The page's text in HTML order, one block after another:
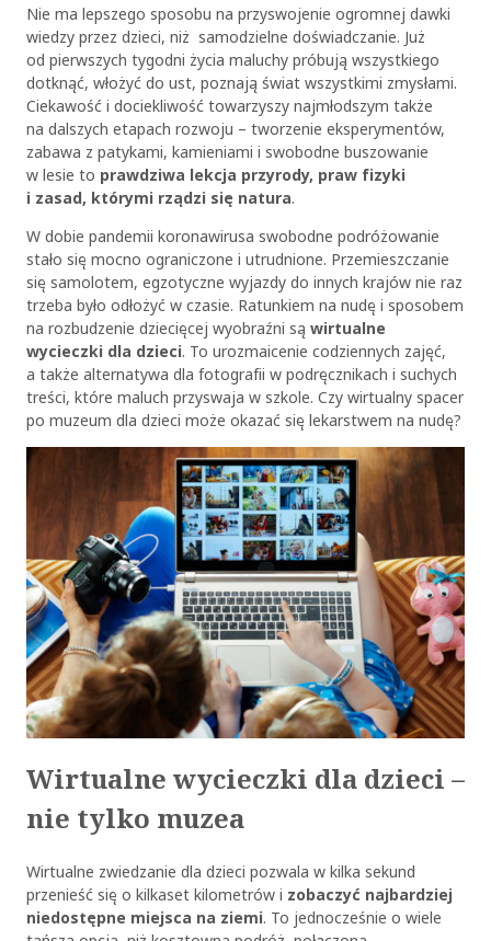
Nie ma lepszego sposobu na przyswojenie ogromnej dawki
wiedzy przez dzieci, niż samodzielne doświadczanie. Już
od pierwszych tygodni życia maluchy próbują wszystkiego
dotknąć, włożyć do ust, poznają świat wszystkimi zmysłami.
Ciekawość i dociekliwość towarzyszy najmłodszym także
na dalszych etapach rozwoju – tworzenie eksperymentów,
zabawa z patykami, kamieniami i swobodne buszowanie
w lesie to prawdziwa lekcja przyrody, praw fizyki
i zasad, którymi rządzi się natura.
W dobie pandemii koronawirusa swobodne podróżowanie
stało się mocno ograniczone i utrudnione. Przemieszczanie
się samolotem, egzotyczne wyjazdy do innych krajów nie raz
trzeba było odłożyć w czasie. Ratunkiem na nudę i sposobem
na rozbudzenie dziecięcej wyobraźni są wirtualne
wycieczki dla dzieci. To urozmaicenie codziennych zajęć,
a także alternatywa dla fotografii w podręcznikach i suchych
treści, które maluch przyswaja w szkole. Czy wirtualny spacer
po muzeum dla dzieci może okazać się lekarstwem na nudę?
Wirtualne wycieczki dla dzieci –
nie tylko muzea
Wirtualne zwiedzanie dla dzieci pozwala w kilka sekund
przenieść się o kilkaset kilometrów i zobaczyć najbardziej
niedostępne miejsca na ziemi. To jednocześnie o wiele